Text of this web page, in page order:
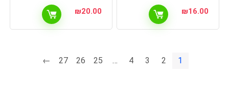
₪16.00
₪20.00
1
2
3
4
…
25
26
27
←